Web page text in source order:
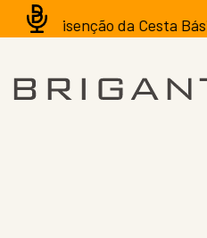
A isenção da Cesta